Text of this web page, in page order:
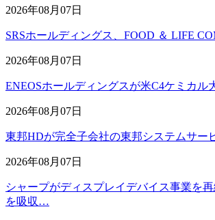
2026年08月07日
SRSホールディングス、FOOD ＆ LIFE
2026年08月07日
ENEOSホールディングスが米C4ケミカル
2026年08月07日
東邦HDが完全子会社の東邦システムサー
2026年08月07日
シャープがディスプレイデバイス事業を
を吸収…